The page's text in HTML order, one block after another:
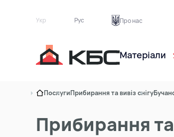
Укр Рус Про нас
Матеріали
ПослугиПрибирання та вивіз снігу
Прибирання та